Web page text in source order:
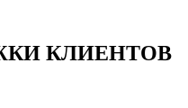
КЛИЕНТОВ